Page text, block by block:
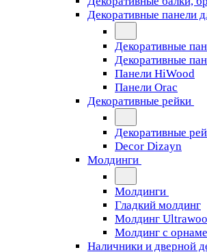
Декоративные панели
Декоративные
Декоративные
Панели HiWood
Панели Orac
Декоративные рейки
Декоративные
Decor Dizayn
Молдинги
Молдинги
Гладкий молдинг
Молдинг
Молдинг с
Наличники и дверной